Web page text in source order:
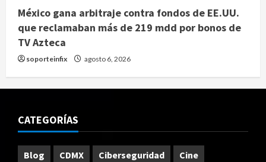
México gana arbitraje contra fondos de EE.UU.
que reclamaban más de 219 mdd por bonos de
TV Azteca
soporteinfix agosto 6, 2026
CATEGORÍAS
Blog CDMX Ciberseguridad
Cine